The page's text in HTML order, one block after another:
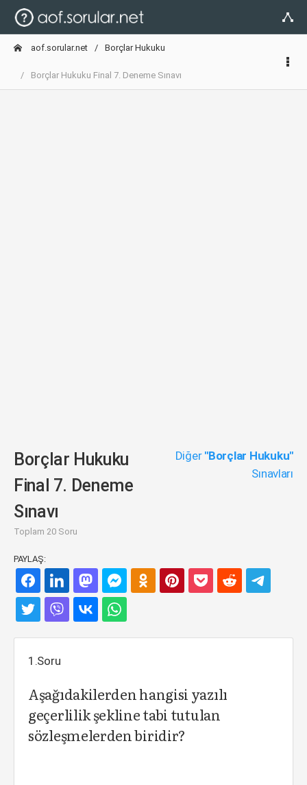
aof.sorular.net Borçlar Hukuku
Borçlar Hukuku Final 7. Deneme Sınavı
Borçlar Hukuku
Final 7. Deneme
Sınavı
Toplam 20 Soru
Diğer "Borçlar Hukuku"
Sınavları
PAYLAŞ:
1.Soru
Aşağıdakilerden hangisi yazılı
geçerlilik şekline tabi tutulan
sözleşmelerden biridir?